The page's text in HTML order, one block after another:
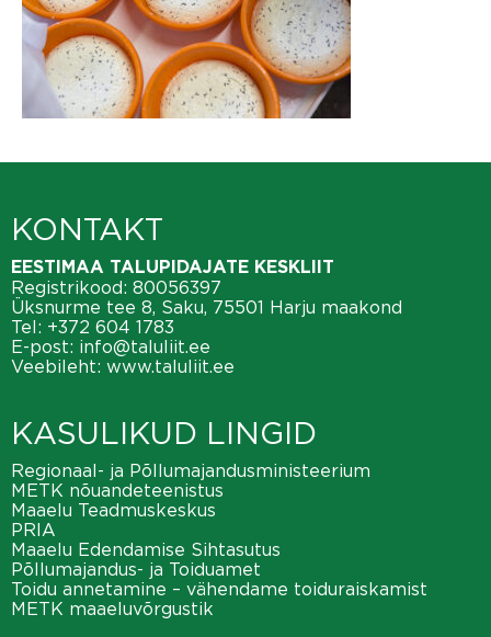
KONTAKT
EESTIMAA TALUPIDAJATE KESKLIIT
Registrikood: 80056397
Üksnurme tee 8, Saku, 75501 Harju maakond
Tel: +372 604 1783
E-post: info@taluliit.ee
Veebileht: www.taluliit.ee
KASULIKUD LINGID
Regionaal- ja Põllumajandusministeerium
METK nõuandeteenistus
Maaelu Teadmuskeskus
PRIA
Maaelu Edendamise Sihtasutus
Põllumajandus- ja Toiduamet
Toidu annetamine – vähendame toiduraiskamist
METK maaeluvõrgustik